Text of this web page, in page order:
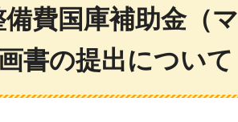
費国庫補助金（マ
書の提出について